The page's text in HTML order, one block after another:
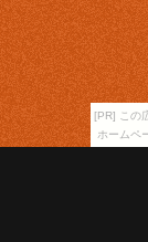
[PR] この
ホームペ